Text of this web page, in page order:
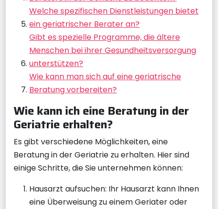
Welche spezifischen Dienstleistungen bietet
ein geriatrischer Berater an?
Gibt es spezielle Programme, die ältere
Menschen bei ihrer Gesundheitsversorgung
unterstützen?
Wie kann man sich auf eine geriatrische
Beratung vorbereiten?
Wie kann ich eine Beratung in der
Geriatrie erhalten?
Es gibt verschiedene Möglichkeiten, eine
Beratung in der Geriatrie zu erhalten. Hier sind
einige Schritte, die Sie unternehmen können:
Hausarzt aufsuchen: Ihr Hausarzt kann Ihnen
eine Überweisung zu einem Geriater oder